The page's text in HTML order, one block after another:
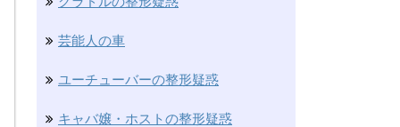
芸能人の車
ユーチューバーの整形疑惑
キャバ嬢・ホストの整形疑惑